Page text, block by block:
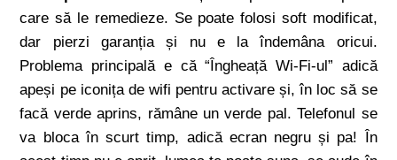
care să le remedieze. Se poate folosi soft modificat,
dar pierzi garanția și nu e la îndemâna oricui.
Problema principală e că “Îngheață Wi-Fi-ul” adică
apeși pe iconița de wifi pentru activare și, în loc să se
facă verde aprins, rămâne un verde pal. Telefonul se
va bloca în scurt timp, adică ecran negru și pa! În